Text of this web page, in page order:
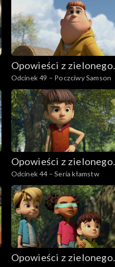
Opowieści z zielonego
lasu
Odcinek 49 – Poczciwy Samson
Opowieści z zielonego
lasu
Odcinek 44 – Seria kłamstw
Opowieści z zielonego